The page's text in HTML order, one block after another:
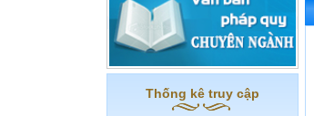
Thống kê truy cập